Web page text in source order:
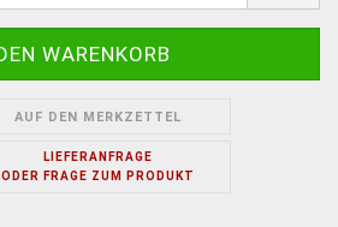
AUF DEN MERKZETTEL
LIEFERANFRAGE
ODER FRAGE ZUM PRODUKT